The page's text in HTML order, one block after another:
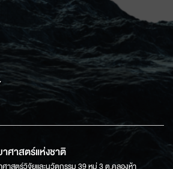
าสตร์แห่งชาติ